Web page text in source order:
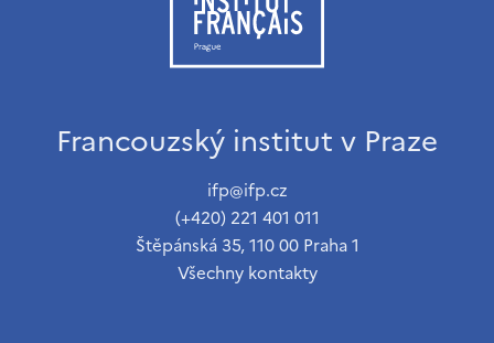
Francouzský institut v Praze
ifp@ifp.cz
(+420) 221 401 011
Štěpánská 35, 110 00 Praha 1
Všechny kontakty